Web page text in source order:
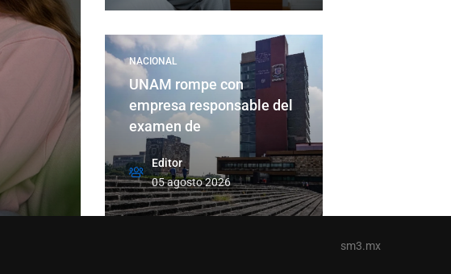
NACIONAL
UNAM rompe con
empresa responsable del
examen de
Editor
05 agosto 2026
sm3.mx